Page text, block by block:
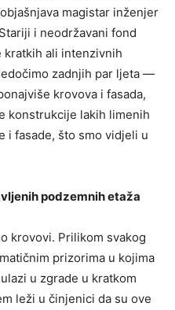
magistar inženjer
i neodržavani fond
kratkih ali intenzivnih
zadnjih par ljeta —
krovova i fasada,
konstrukcije lakih limenih
i fasade, što smo vidjeli u
podzemnih etaža
krovovi. Prilikom svakog
prizorima u kojima
u zgrade u kratkom
leži u činjenici da su ove